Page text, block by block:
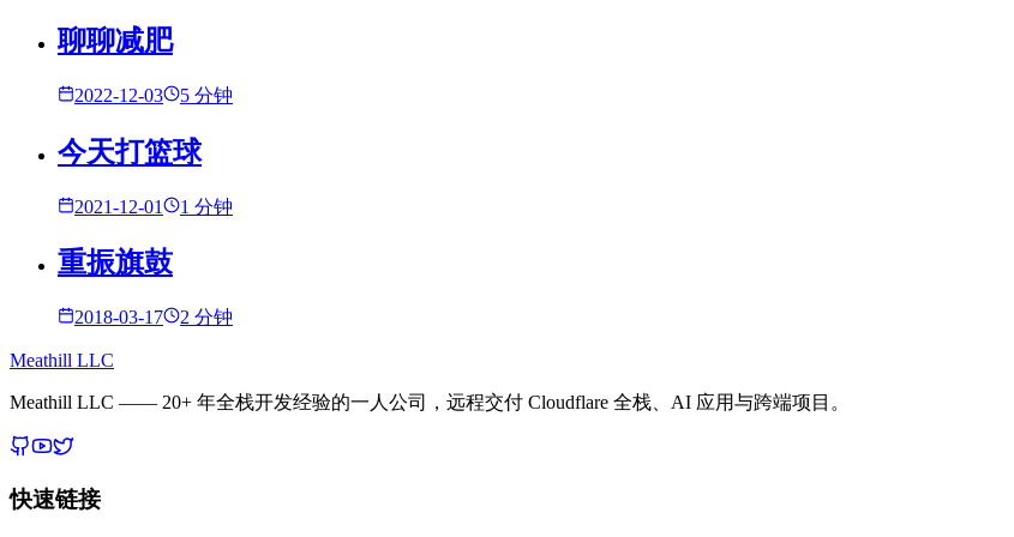
聊聊减肥
2022-12-03 5 分钟
今天打篮球
2021-12-01 1 分钟
重振旗鼓
2018-03-17 2 分钟
Meathill LLC
Meathill LLC —— 20+ 年全栈开发经验的一人公司，远程交付 Cloudflare 全栈、AI 应用与跨端项目。
快速链接